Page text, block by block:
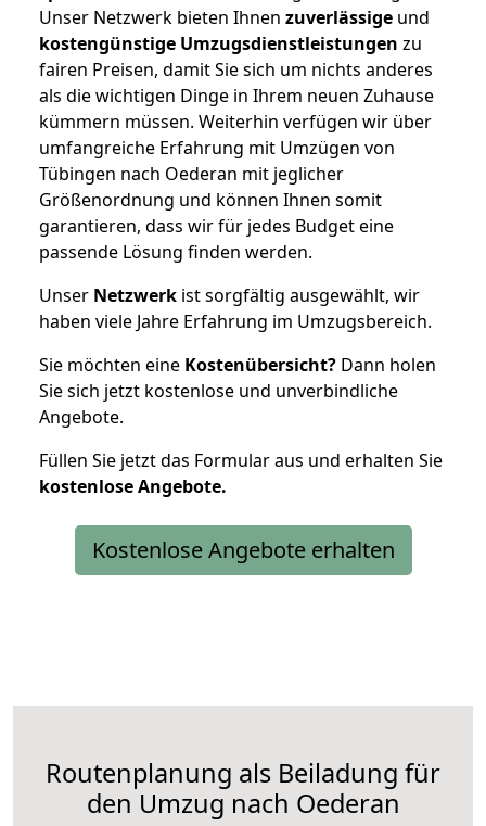
Unser Netzwerk bieten Ihnen zuverlässige und
kostengünstige Umzugsdienstleistungen zu
fairen Preisen, damit Sie sich um nichts anderes
als die wichtigen Dinge in Ihrem neuen Zuhause
kümmern müssen. Weiterhin verfügen wir über
umfangreiche Erfahrung mit Umzügen von
Tübingen nach Oederan mit jeglicher
Größenordnung und können Ihnen somit
garantieren, dass wir für jedes Budget eine
passende Lösung finden werden.
Unser Netzwerk ist sorgfältig ausgewählt, wir
haben viele Jahre Erfahrung im Umzugsbereich.
Sie möchten eine Kostenübersicht? Dann holen
Sie sich jetzt kostenlose und unverbindliche
Angebote.
Füllen Sie jetzt das Formular aus und erhalten Sie
kostenloseAngebote.
Kostenlose Angebote erhalten
Routenplanung als Beiladung für
den Umzug nach Oederan